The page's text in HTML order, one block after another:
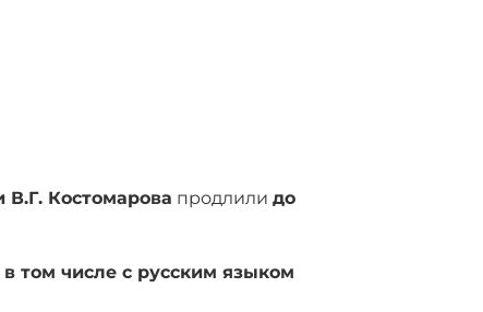
Костомарова продлили до
том числе с русским языком